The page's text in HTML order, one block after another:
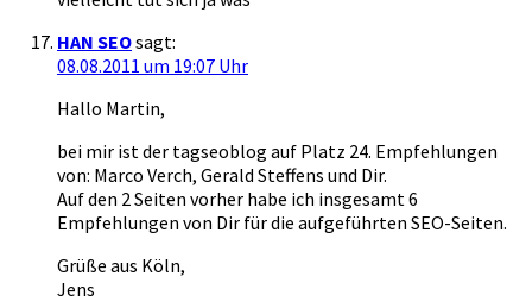
HAN SEOsagt:
08.08.2011 um 19:07 Uhr
Hallo Martin,
bei mir ist der tagseoblog auf Platz 24. Empfehlungen
von: Marco Verch, Gerald Steffens und Dir.
Auf den 2 Seiten vorher habe ich insgesamt 6
Empfehlungen von Dir für die aufgeführten SEO-Seiten.
Grüße aus Köln,
Jens